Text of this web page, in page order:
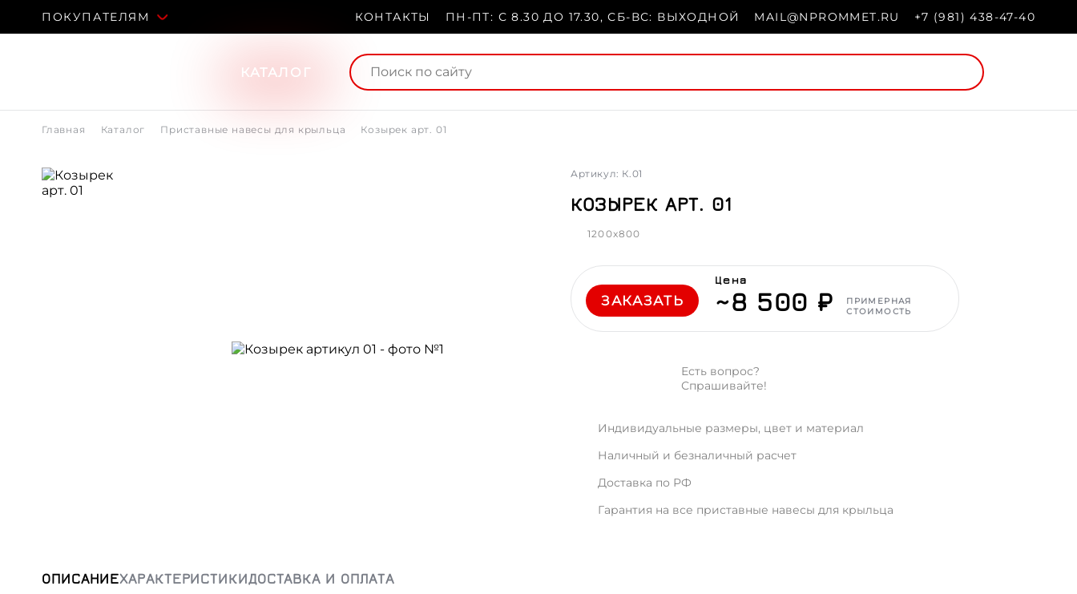
ПОКУПАТЕЛЯМ КОНТАКТЫ ПН-ПТ: С 8.30 ДО 17.30, СБ-ВС: ВЫХОДНОЙ MAIL@NPROMMET.RU +7 (981) 438-47-40
КАТАЛОГ
Главная Каталог Приставные навесы для крыльца Козырек арт. 01
Артикул: К.01
КОЗЫРЕК АРТ. 01
1200x800
ЗАКАЗАТЬ
Цена
~8 500 ₽
ПРИМЕРНАЯ
СТОИМОСТЬ
Есть вопрос?
Спрашивайте!
Индивидуальные размеры, цвет и материал
Наличный и безналичный расчет
Доставка по РФ
Гарантия на все приставные навесы для крыльца
ОПИСАНИЕХАРАКТЕРИСТИКИДОСТАВКА И ОПЛАТА